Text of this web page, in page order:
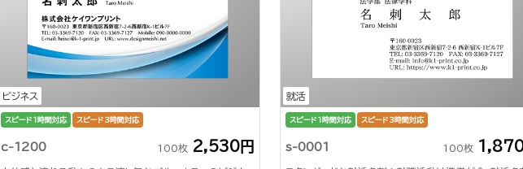
ビジネス
スピード1時間対応 スピード3時間対応
c-1200 100枚 2,530円
就活
スピード1時間対応 スピード3時間対応
s-0001 100枚 1,870